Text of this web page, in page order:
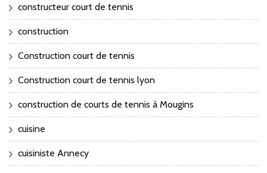
constructeur court de tennis
construction
Construction court de tennis
Construction court de tennis lyon
construction de courts de tennis à Mougins
cuisine
cuisiniste Annecy